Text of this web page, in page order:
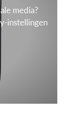
media?
instellingen